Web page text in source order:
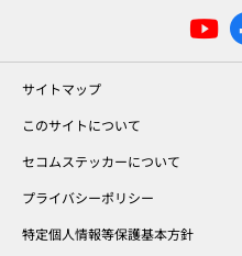
サイトマップ
このサイトについて
セコムステッカーについて
プライバシーポリシー
特定個人情報等保護基本方針